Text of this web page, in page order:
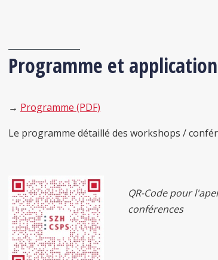
Programme et application
→ Programme (PDF)
Le programme détaillé des workshops /
QR-Code pour
conférences